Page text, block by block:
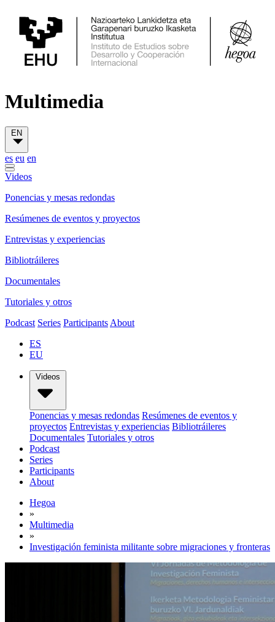
Multimedia
EN
es eu en
Videos
Ponencias y mesas redondas
Resúmenes de eventos y proyectos
Entrevistas y experiencias
Bibliotráileres
Documentales
Tutoriales y otros
Podcast Series Participants About
ES
EU
Videos
Ponencias y mesas redondas Resúmenes de eventos y
proyectos Entrevistas y experiencias Bibliotráileres
Documentales Tutoriales y otros
Podcast
Series
Participants
About
Hegoa
»
Multimedia
»
Investigación feminista militante sobre migraciones y fronteras